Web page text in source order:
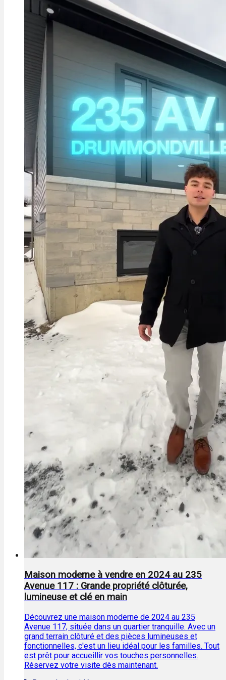
Maison moderne à vendre en 2024 au 235
Avenue 117 : Grande propriété clôturée,
lumineuse et clé en main
Découvrez une maison moderne de 2024 au 235
Avenue 117, située dans un quartier tranquille. Avec un
grand terrain clôturé et des pièces lumineuses et
fonctionnelles, c'est un lieu idéal pour les familles. Tout
est prêt pour accueillir vos touches personnelles.
Réservez votre visite dès maintenant.